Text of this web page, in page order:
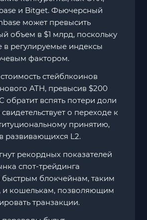
и Bitget. Фьючерсный
может превысить
объем в $1 млрд, поскольку
в регулируемые индексы
фактором.
стейблкоинов
ATH, превысив $200
обратит вспять потери доли
о переходе к
принятию,
развивающихся L2.
рекордных показателей
спот-трейдинга
быстрым блокчейнам, таким
и кошелькам, позволяющим
транзакции.